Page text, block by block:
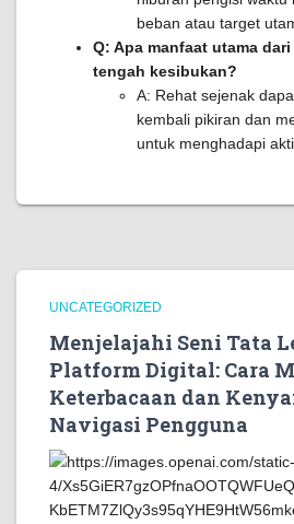
beban atau target
Q: Apa manfaat utama
tengah kesibukan?
A: Rehat sejenak
kembali pikiran dan
untuk menghadapi
UNCATEGORIZED
Menjelajahi Seni Tata
Platform Digital: Cara
Keterbacaan dan
Navigasi Pengguna